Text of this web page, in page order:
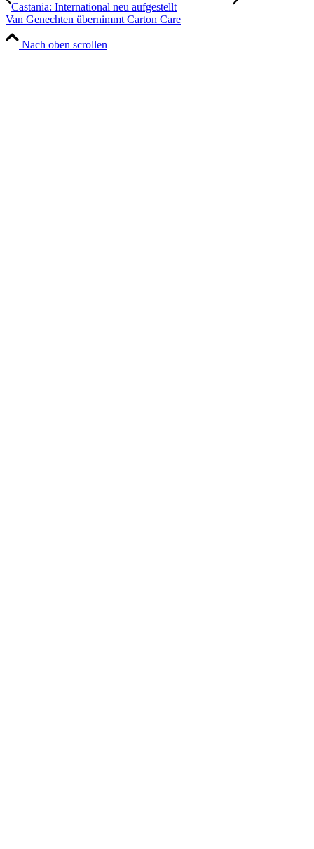
Castania: International neu aufgestellt
Van Genechten übernimmt Carton Care
Nach oben scrollen